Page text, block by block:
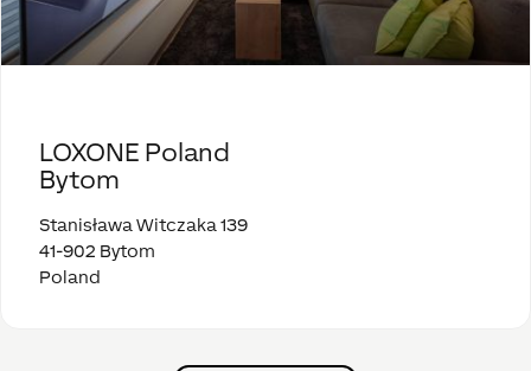
LOXONE Poland
Bytom
Stanisława Witczaka 139
41-902 Bytom
Poland